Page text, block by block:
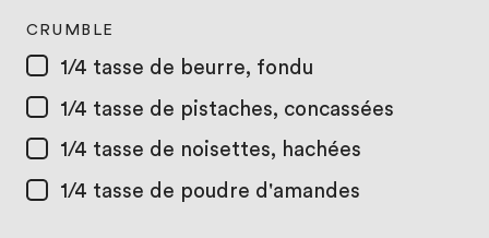
CRUMBLE
1/4 tasse de beurre, fondu
1/4 tasse de pistaches, concassées
1/4 tasse de noisettes, hachées
1/4 tasse de poudre d'amandes